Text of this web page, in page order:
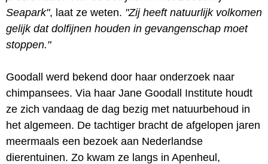
Seapark", laat ze weten. "Zij heeft natuurlijk volkomen
gelijk dat dolfijnen houden in gevangenschap moet
stoppen."
Goodall werd bekend door haar onderzoek naar
chimpansees. Via haar Jane Goodall Institute houdt
ze zich vandaag de dag bezig met natuurbehoud in
het algemeen. De tachtiger bracht de afgelopen jaren
meermaals een bezoek aan Nederlandse
dierentuinen. Zo kwam ze langs in Apenheul,